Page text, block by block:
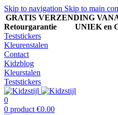
Skip to navigation Skip to main
GRATIS VERZENDING
Retourgarantie UNIEK en
Teststickers
Kleurenstalen
Contact
Kidzblog
Kleurstalen
Teststickers
0
0 product €0.00